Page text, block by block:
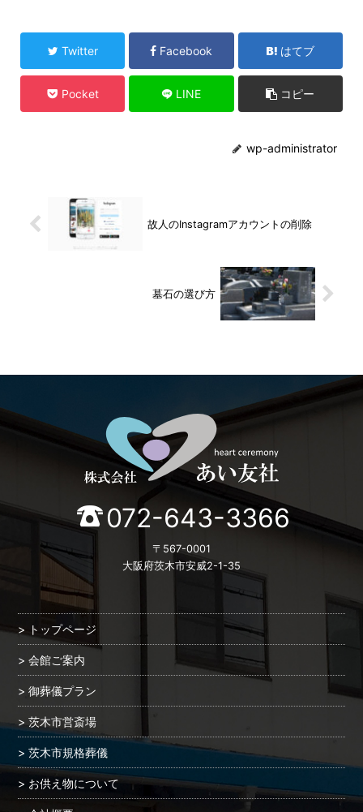
Twitter Facebook はてブ
Pocket LINE コピー
wp-administrator
故人のInstagramアカウントの削除
墓石の選び方
072-643-3366
〒567-0001
大阪府茨木市安威2-1-35
トップページ
会館ご案内
御葬儀プラン
茨木市営斎場
茨木市規格葬儀
お供え物について